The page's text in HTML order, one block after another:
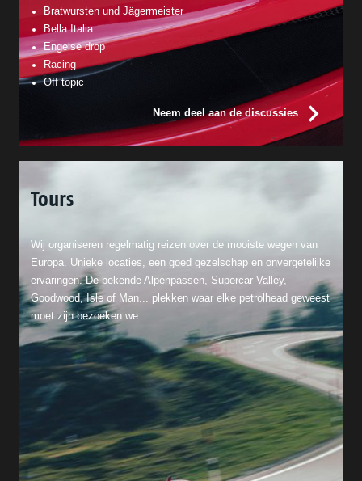
Bratwursten und Jägermeister
Bella Italia
Engelse drop
Racing
Off topic
Neem deel aan de discussies
Tours
Wij organiseren regelmatig reizen over de mooiste wegen van
Europa. Unieke locaties, een goed gezelschap en onvergetelijke
ervaringen. De bekende Alpenpassen, Supercar Valley,
Goodwood, Isle of Man... plekken waar elke petrolhead geweest
moet zijn bezoeken we.